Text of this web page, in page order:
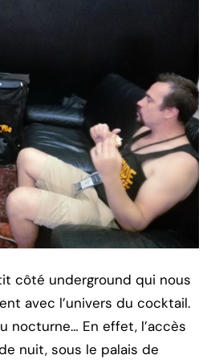
côté underground qui nous
avec l’univers du cocktail.
nocturne… En effet, l’accès
nuit, sous le palais de